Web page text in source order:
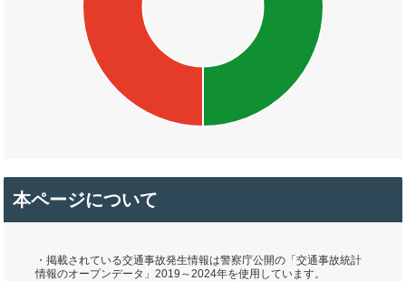
本ページについて
・掲載されている交通事故発生情報は警察庁公開の「交通事故統計
情報のオープンデータ」2019～2024年を使用しています。